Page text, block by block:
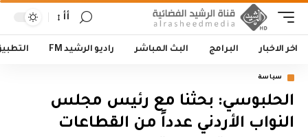
أأ
اخر الاخبار البرامج البث المباشر راديو الرشيد FM
سياسة
الحلبوسي: بحثنا مع رئيس مجلس
النواب الأردني عدداً من القطاعات